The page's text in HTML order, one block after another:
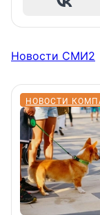
Новости СМИ2
НОВОСТИ